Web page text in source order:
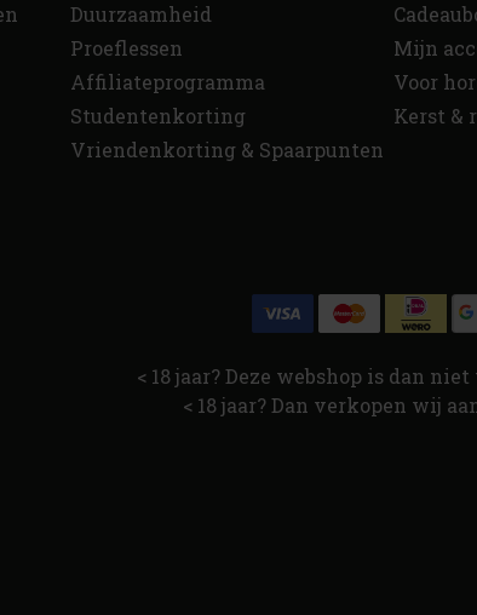
Duurzaamheid
Proeflessen
Affiliateprogramma
Studentenkorting
Vriendenkorting & Spaarpunten
Mijn
Voor
Kerst &
< 18 jaar? Deze webshop is dan niet
< 18 jaar? Dan verkopen wij